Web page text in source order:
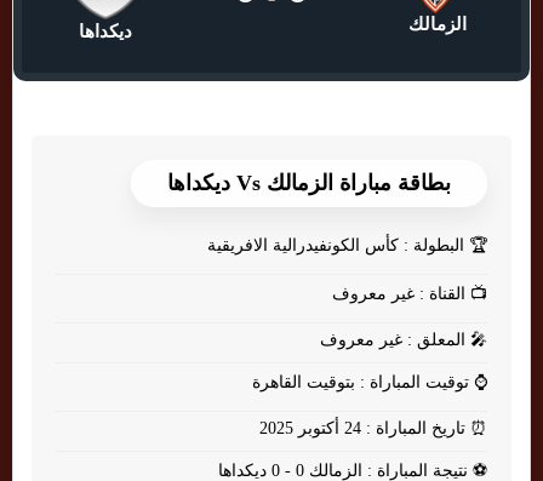
الزمالك ديكداها
بطاقة مباراة الزمالك Vs ديكداها
🏆 البطولة : كأس الكونفيدرالية الافريقية
📺 القناة : غير معروف
🎤 المعلق : غير معروف
⌚ توقيت المباراة : بتوقيت القاهرة
⏰ تاريخ المباراة : 24 أكتوبر 2025
⚽ نتيجة المباراة : الزمالك 0 - 0 ديكداها